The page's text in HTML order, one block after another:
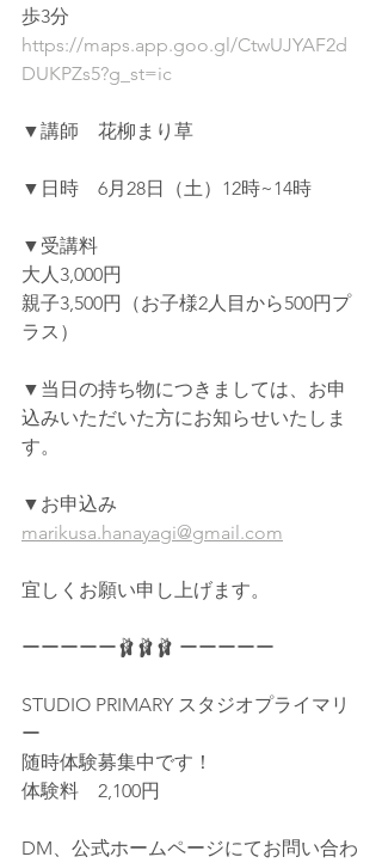
歩3分
https://maps.app.goo.gl/CtwUJYAF2d
DUKPZs5?g_st=ic
▼講師　花柳まり草
▼日時　6月28日（土）12時~14時
▼受講料
大人3,000円
親子3,500円（お子様2人目から500円プ
ラス）
▼当日の持ち物につきましては、お申
込みいただいた方にお知らせいたしま
す。
▼お申込み
marikusa.hanayagi@gmail.com
宜しくお願い申し上げます。
ーーーーー🩰🩰🩰 ーーーーー
STUDIO PRIMARY スタジオプライマリ
ー
随時体験募集中です！
体験料　2,100円
DM、公式ホームページにてお問い合わ